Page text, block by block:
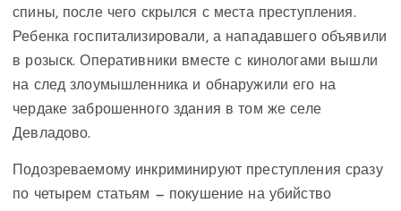
спины, после чего скрылся с места преступления.
Ребенка госпитализировали, а нападавшего объявили
в розыск. Оперативники вместе с кинологами вышли
на след злоумышленника и обнаружили его на
чердаке заброшенного здания в том же селе
Девладово.
Подозреваемому инкриминируют преступления сразу
по четырем статьям — покушение на убийство